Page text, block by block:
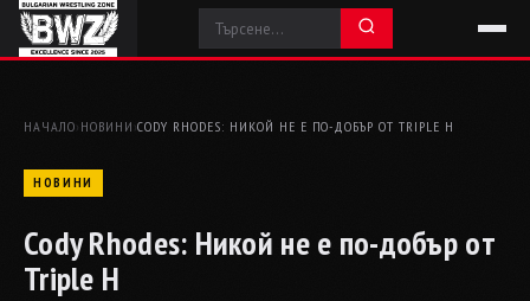
НАЧАЛО› НОВИНИ ›CODY RHODES: НИКОЙ НЕ Е ПО-ДОБЪР ОТ TRIPLE H
НОВИНИ
Cody Rhodes: Никой не е по-добър от
Triple H